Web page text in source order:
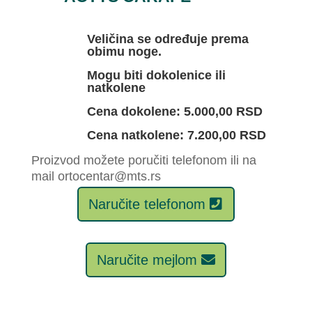
Veličina se određuje prema
obimu noge.
Mogu biti dokolenice ili
natkolene
Cena dokolene: 5.000,00 RSD
Cena natkolene: 7.200,00 RSD
Proizvod možete poručiti telefonom ili na
mail ortocentar@mts.rs
Naručite telefonom
Naručite mejlom